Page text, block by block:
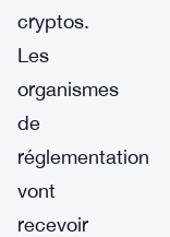
cryptos.
Les
organismes
de
réglementation
vont
recevoir